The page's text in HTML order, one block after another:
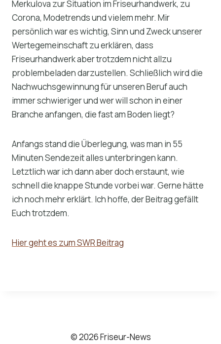
Merkulova zur Situation im Friseurhandwerk, zu
Corona, Modetrends und vielem mehr. Mir
persönlich war es wichtig, Sinn und Zweck unserer
Wertegemeinschaft zu erklären, dass
Friseurhandwerk aber trotzdem nicht allzu
problembeladen darzustellen. Schließlich wird die
Nachwuchsgewinnung für unseren Beruf auch
immer schwieriger und wer will schon in einer
Branche anfangen, die fast am Boden liegt?
Anfangs stand die Überlegung, was man in 55
Minuten Sendezeit alles unterbringen kann.
Letztlich war ich dann aber doch erstaunt, wie
schnell die knappe Stunde vorbei war. Gerne hätte
ich noch mehr erklärt. Ich hoffe, der Beitrag gefällt
Euch trotzdem.
Hier geht es zum SWR Beitrag
© 2026 Friseur-News